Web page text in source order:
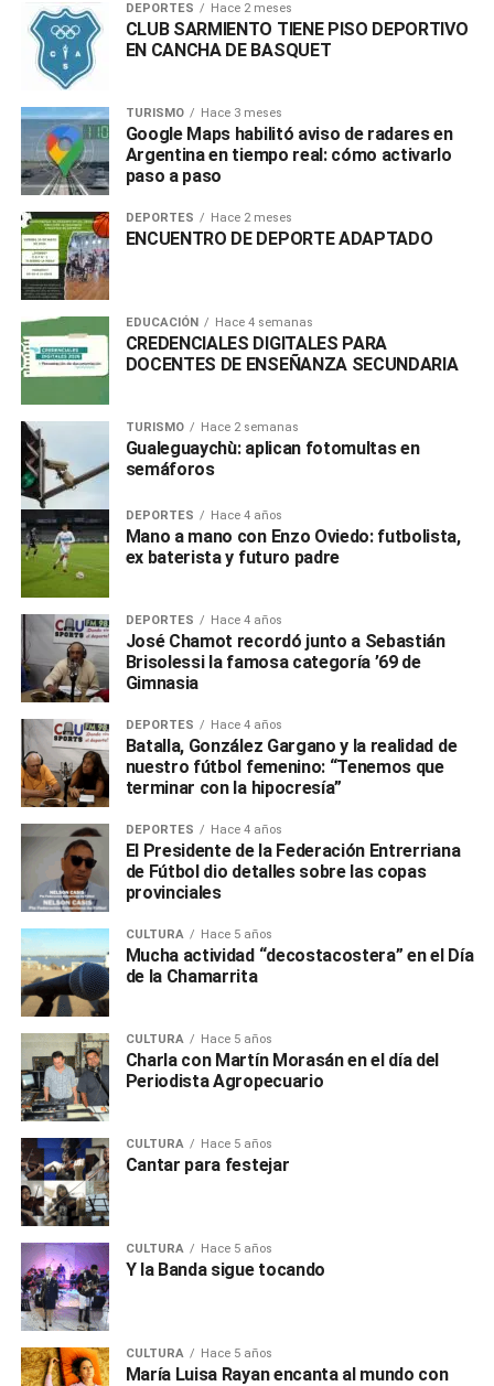
DEPORTES Hace 2 meses
CLUB SARMIENTO TIENE PISO DEPORTIVO
EN CANCHA DE BASQUET
TURISMO Hace 3 meses
Google Maps habilitó aviso de radares en
Argentina en tiempo real: cómo activarlo
paso a paso
DEPORTES Hace 2 meses
ENCUENTRO DE DEPORTE ADAPTADO
EDUCACIÓN Hace 4 semanas
CREDENCIALES DIGITALES PARA
DOCENTES DE ENSEÑANZA SECUNDARIA
TURISMO Hace 2 semanas
Gualeguaychù: aplican fotomultas en
semáforos
DEPORTES Hace 4 años
Mano a mano con Enzo Oviedo: futbolista,
ex baterista y futuro padre
DEPORTES Hace 4 años
José Chamot recordó junto a Sebastián
Brisolessi la famosa categoría ’69 de
Gimnasia
DEPORTES Hace 4 años
Batalla, González Gargano y la realidad de
nuestro fútbol femenino: “Tenemos que
terminar con la hipocresía”
DEPORTES Hace 4 años
El Presidente de la Federación Entrerriana
de Fútbol dio detalles sobre las copas
provinciales
CULTURA Hace 5 años
Mucha actividad “decostacostera” en el Día
de la Chamarrita
CULTURA Hace 5 años
Charla con Martín Morasán en el día del
Periodista Agropecuario
CULTURA Hace 5 años
Cantar para festejar
CULTURA Hace 5 años
Y la Banda sigue tocando
CULTURA Hace 5 años
María Luisa Rayan encanta al mundo con